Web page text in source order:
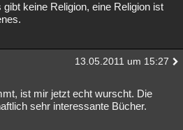
keine Religion, eine Religion ist
13.05.2011 um 15:27
ist mir jetzt echt wurscht. Die
sehr interessante Bücher.